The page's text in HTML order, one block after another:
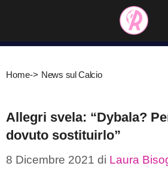
contenuto
Home-> News sul Calcio
Allegri svela: “Dybala?
dovuto sostituirlo”
8 Dicembre 2021 di Laura